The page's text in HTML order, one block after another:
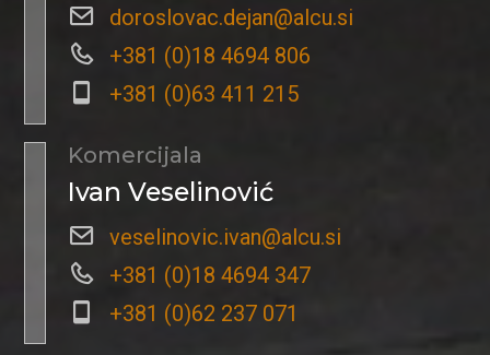
doroslovac.dejan@alcu.si
+381 (0)18 4694 806
+381 (0)63 411 215
Komercijala
Ivan Veselinović
veselinovic.ivan@alcu.si
+381 (0)18 4694 347
+381 (0)62 237 071